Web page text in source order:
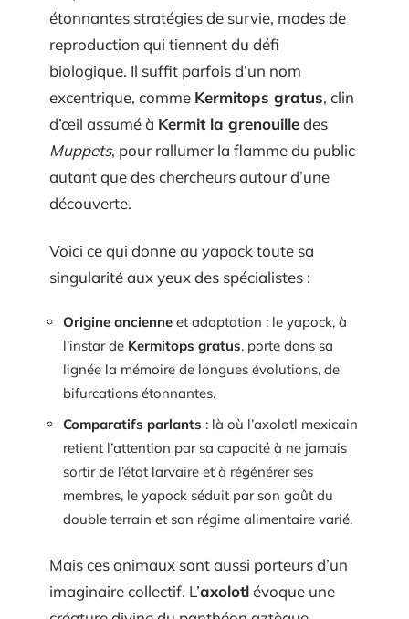
étonnantes stratégies de survie, modes de
reproduction qui tiennent du défi
biologique. Il suffit parfois d’un nom
excentrique, comme Kermitops gratus, clin
d’œil assumé à Kermit la grenouilledes
Muppets, pour rallumer la flamme du public
autant que des chercheurs autour d’une
découverte.
Voici ce qui donne au yapock toute sa
singularité aux yeux des spécialistes :
Origine ancienne et adaptation : le yapock, à
l’instar de Kermitops gratus, porte dans sa
lignée la mémoire de longues évolutions, de
bifurcations étonnantes.
Comparatifs parlants : là où l’axolotl mexicain
retient l’attention par sa capacité à ne jamais
sortir de l’état larvaire et à régénérer ses
membres, le yapock séduit par son goût du
double terrain et son régime alimentaire varié.
Mais ces animaux sont aussi porteurs d’un
imaginaire collectif. L’axolotlévoque une